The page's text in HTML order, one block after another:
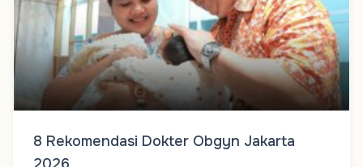
8 Rekomendasi Dokter Obgyn Jakarta